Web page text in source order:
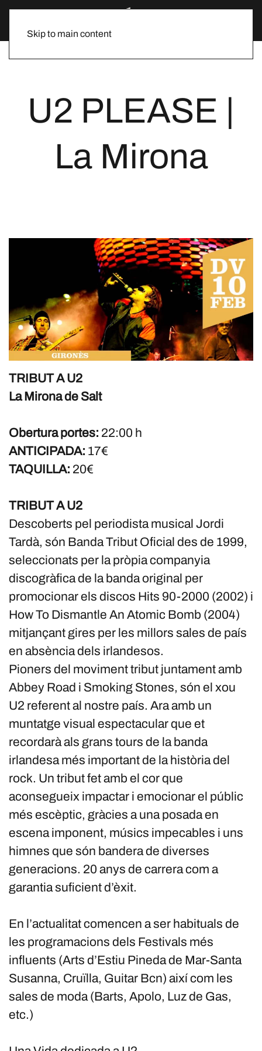
Skip to main content
U2 PLEASE |
La Mirona
TRIBUT A U2
La Mirona de Salt
Obertura portes: 22:00 h
ANTICIPADA: 17€
TAQUILLA: 20€
TRIBUT A U2
Descoberts pel periodista musical Jordi
Tardà, són Banda Tribut Oficial des de 1999,
seleccionats per la pròpia companyia
discogràfica de la banda original per
promocionar els discos Hits 90-2000 (2002) i
How To Dismantle An Atomic Bomb (2004)
mitjançant gires per les millors sales de país
en absència dels irlandesos.
Pioners del moviment tribut juntament amb
Abbey Road i Smoking Stones, són el xou
U2 referent al nostre país. Ara amb un
muntatge visual espectacular que et
recordarà als grans tours de la banda
irlandesa més important de la història del
rock. Un tribut fet amb el cor que
aconsegueix impactar i emocionar el públic
més escèptic, gràcies a una posada en
escena imponent, músics impecables i uns
himnes que són bandera de diverses
generacions. 20 anys de carrera com a
garantia suficient d’èxit.
En l’actualitat comencen a ser habituals de
les programacions dels Festivals més
influents (Arts d’Estiu Pineda de Mar-Santa
Susanna, Cruïlla, Guitar Bcn) així com les
sales de moda (Barts, Apolo, Luz de Gas,
etc.)